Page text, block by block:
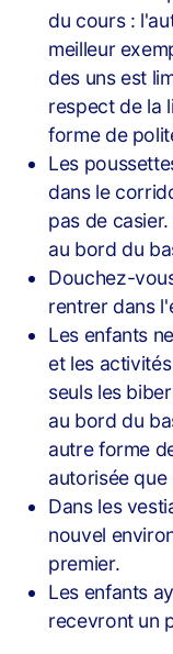
du cours :
meilleur
des uns est
respect de la
forme de
Les
dans le
pas de
au bord du
Douchez-
rentrer dans
Les enfants
et les
seuls les
au bord du
autre forme
autorisée
Dans les
nouvel
premier.
Les enfants
recevront un